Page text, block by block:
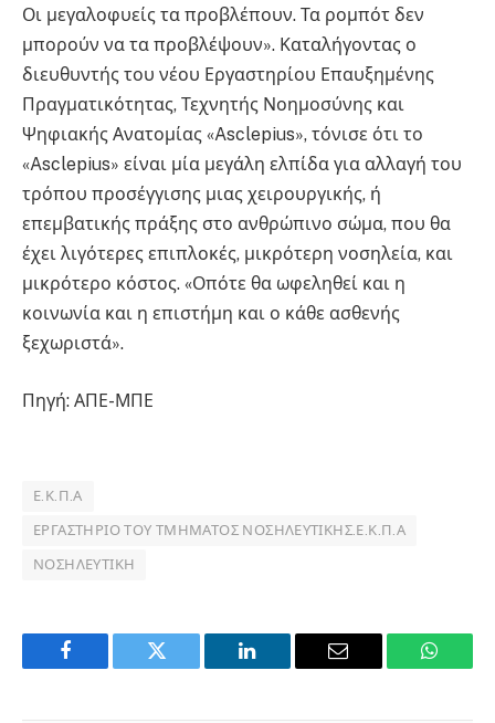
Οι μεγαλοφυείς τα προβλέπουν. Τα ρομπότ δεν
μπορούν να τα προβλέψουν». Καταλήγοντας ο
διευθυντής του νέου Εργαστηρίου Επαυξημένης
Πραγματικότητας, Τεχνητής Νοημοσύνης και
Ψηφιακής Ανατομίας «Asclepius», τόνισε ότι το
«Asclepius» είναι μία μεγάλη ελπίδα για αλλαγή του
τρόπου προσέγγισης μιας χειρουργικής, ή
επεμβατικής πράξης στο ανθρώπινο σώμα, που θα
έχει λιγότερες επιπλοκές, μικρότερη νοσηλεία, και
μικρότερο κόστος. «Οπότε θα ωφεληθεί και η
κοινωνία και η επιστήμη και ο κάθε ασθενής
ξεχωριστά».
Πηγή: ΑΠΕ-ΜΠΕ
Ε.Κ.Π.Α
ΕΡΓΑΣΤΉΡΙΟ ΤΟΥ ΤΜΉΜΑΤΟΣ ΝΟΣΗΛΕΥΤΙΚΉΣ.Ε.Κ.Π.Α
ΝΟΣΗΛΕΥΤΙΚΉ
Facebook Twitter LinkedIn Email